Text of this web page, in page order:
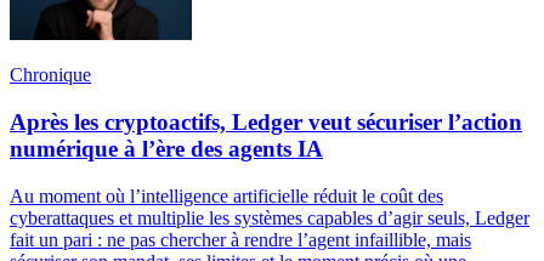
Chronique
Après les cryptoactifs, Ledger veut sécuriser l’action
numérique à l’ère des agents IA
Au moment où l’intelligence artificielle réduit le coût des
cyberattaques et multiplie les systèmes capables d’agir seuls, Ledger
fait un pari : ne pas chercher à rendre l’agent infaillible, mais